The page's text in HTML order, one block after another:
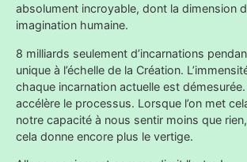
absolument incroyable, dont la dimension
imagination humaine.
8 milliards seulement d’incarnations
unique à l’échelle de la Création.
chaque incarnation actuelle est
accélère le processus. Lorsque l’on met
notre capacité à nous sentir moins que
cela donne encore plus le vertige.